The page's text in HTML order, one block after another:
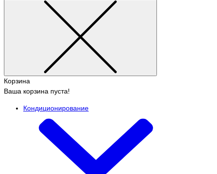
Корзина
Ваша корзина пуста!
Кондиционирование